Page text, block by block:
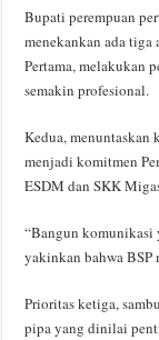
Bupati perempuan
menekankan ada tiga
Pertama, melakukan
semakin profesional.
Kedua, menuntaskan
menjadi komitmen
ESDM dan SKK
“Bangun komunikasi
yakinkan bahwa BSP
Prioritas ketiga,
pipa yang dinilai